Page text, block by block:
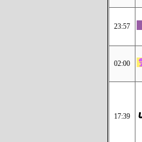
23:57
02:00
17:39